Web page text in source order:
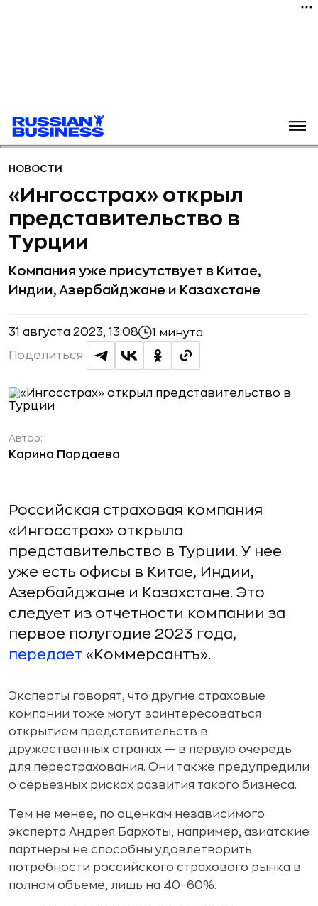
НОВОСТИ
«Ингосстрах» открыл
представительство в
Турции
Компания уже присутствует в Китае,
Индии, Азербайджане и Казахстане
31 августа 2023, 13:08 1 минута
Поделиться:
Автор:
Карина Пардаева
Российская страховая компания
«Ингосстрах» открыла
представительство в Турции. У нее
уже есть офисы в Китае, Индии,
Азербайджане и Казахстане. Это
следует из отчетности компании за
первое полугодие 2023 года,
передает «Коммерсантъ».
Эксперты говорят, что другие страховые
компании тоже могут заинтересоваться
открытием представительств в
дружественных странах — в первую очередь
для перестрахования. Они также предупредили
о серьезных рисках развития такого бизнеса.
Тем не менее, по оценкам независимого
эксперта Андрея Бархоты, например, азиатские
партнеры не способны удовлетворить
потребности российского страхового рынка в
полном объеме, лишь на 40–60%.